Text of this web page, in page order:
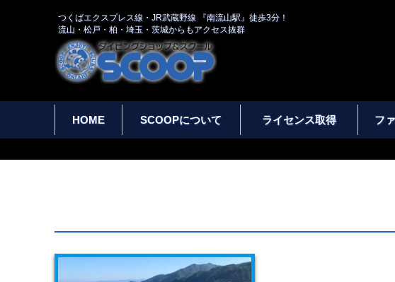
つくばエクスプレス線・JR武蔵野線 『南流山駅』徒歩3分！
流山・松戸・柏・埼玉・茨城からもアクセス抜群
HOME SCOOPについて ライセンス取得 フ